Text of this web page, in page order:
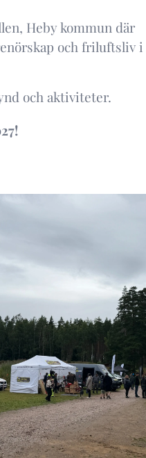
Heby kommun där
och friluftsliv i
och aktiviteter.